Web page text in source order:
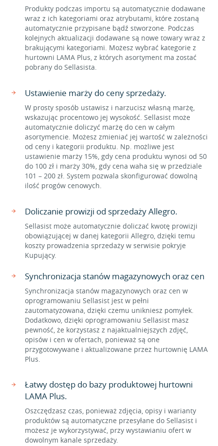
Produkty podczas importu są automatycznie dodawane
wraz z ich kategoriami oraz atrybutami, które zostaną
automatycznie przypisane bądź stworzone. Podczas
kolejnych aktualizacji dodawane są nowe towary wraz z
brakującymi kategoriami. Możesz wybrać kategorie z
hurtowni LAMA Plus, z których asortyment ma zostać
pobrany do Sellasista.
Ustawienie marży do ceny sprzedaży.
W prosty sposób ustawisz i narzucisz własną marżę,
wskazując procentowo jej wysokość. Sellasist może
automatycznie doliczyć marżę do cen w całym
asortymencie. Możesz zmieniać jej wartość w zależności
od ceny i kategorii produktu. Np. możliwe jest
ustawienie marży 15%, gdy cena produktu wynosi od 50
do 100 zł i marży 30%, gdy cena waha się w przedziale
101 – 200 zł. System pozwala skonfigurować dowolną
ilość progów cenowych.
Doliczanie prowizji od sprzedaży Allegro.
Sellasist może automatycznie doliczać kwotę prowizji
obowiązującej w danej kategorii Allegro, dzięki temu
koszty prowadzenia sprzedaży w serwisie pokryje
Kupujący.
Synchronizacja stanów magazynowych oraz cen
Synchronizacja stanów magazynowych oraz cen w
oprogramowaniu Sellasist jest w pełni
zautomatyzowana, dzięki czemu unikniesz pomyłek.
Dodatkowo, dzięki oprogramowaniu Sellasist masz
pewność, że korzystasz z najaktualniejszych zdjęć,
opisów i cen w ofertach, ponieważ są one
przygotowywane i aktualizowane przez hurtownię LAMA
Plus.
Łatwy dostęp do bazy produktowej hurtowni
LAMA Plus.
Oszczędzasz czas, ponieważ zdjęcia, opisy i warianty
produktów są automatyczne przesyłane do Sellasist i
możesz je wykorzystywać, przy wystawianiu ofert w
dowolnym kanale sprzedaży.